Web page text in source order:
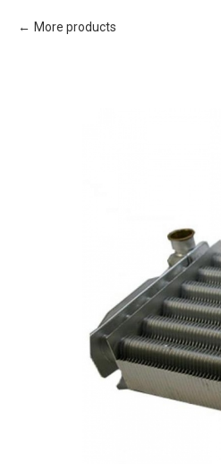
More products